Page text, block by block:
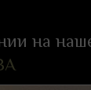
на